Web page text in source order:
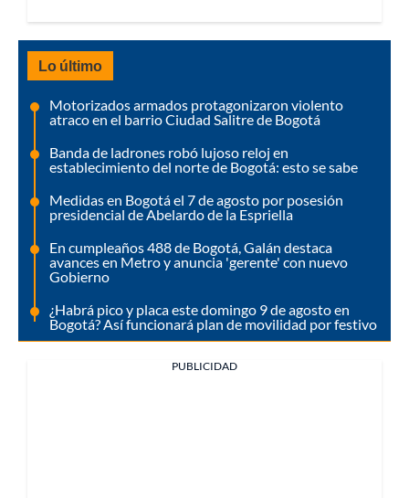
Lo último
Motorizados armados protagonizaron violento
atraco en el barrio Ciudad Salitre de Bogotá
Banda de ladrones robó lujoso reloj en
establecimiento del norte de Bogotá: esto se sabe
Medidas en Bogotá el 7 de agosto por posesión
presidencial de Abelardo de la Espriella
En cumpleaños 488 de Bogotá, Galán destaca
avances en Metro y anuncia 'gerente' con nuevo
Gobierno
¿Habrá pico y placa este domingo 9 de agosto en
Bogotá? Así funcionará plan de movilidad por festivo
PUBLICIDAD